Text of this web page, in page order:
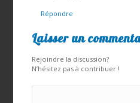
Répondre
Laisser un
Rejoindre la discussion?
N’hésitez pas à contribuer !